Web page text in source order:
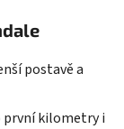
postavě a
první kilometry i